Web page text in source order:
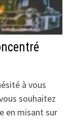
à vous
souhaitez
en misant sur